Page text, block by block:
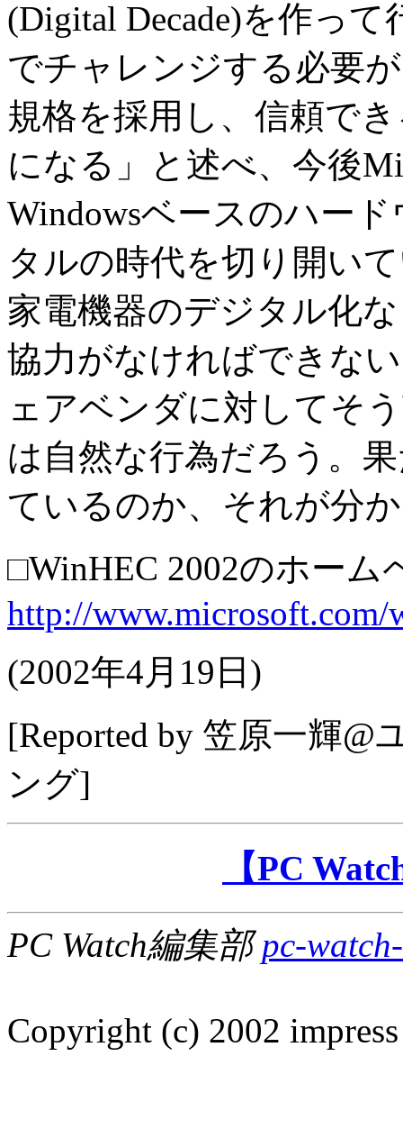
(Digital Decade)を作っ
でチャレンジする必要
規格を採用し、信頼で
になる」と述べ、今後
Windowsベースのハー
タルの時代を切り開い
家電機器のデジタル化
協力がなければできな
ェアベンダに対してそ
は自然な行為だろう。
ているのか、それが分
□WinHEC 2002のホーム
http://www.microsoft.com/
(2002年4月19日 )
[Reported by 笠原一輝@
ング]
【PC
PC Watch編集部pc-
Copyright (c) 2002